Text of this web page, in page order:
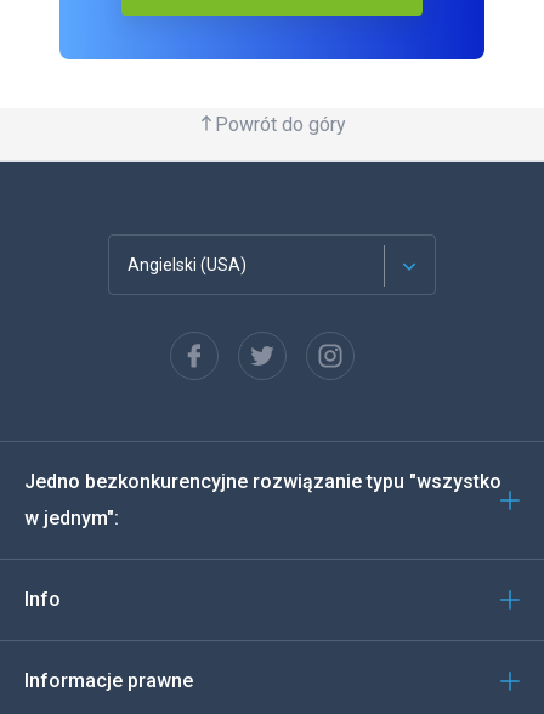
Powrót do góry
Angielski (USA)
Español
Deutsch
Włoski
한국의
Jedno bezkonkurencyjne rozwiązanie typu "wszystko
w jednym":
Info
Informacje prawne